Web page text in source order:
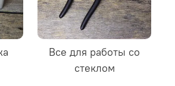
Все для работы со
стеклом